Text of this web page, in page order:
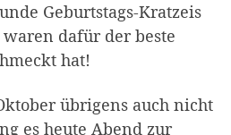
Geburtstags-Kratzeis
dafür der beste
hat!
übrigens auch nicht
es heute Abend zur